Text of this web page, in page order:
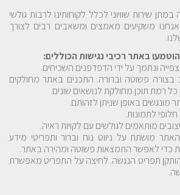
במתן שירות שוויוני לכלל לקוחותינו לרבות גולשי
משקיעים מאמצים ומשאבים רבים לצורך
באתר רכיבי נגישות הכוללים:
ונתמך על ידי הדפדפנים השכיחים.
בצורה פשוטה וברורה. התכנים באתר מחולקים
רמת תוכן מחולקת לנושאים שונים.
מונגשים באופן שניתן לזהותם.
לתמונות.
מותאמים לגולשים עם לקויות ראיה.
מושתת על ניווט נוח וברור ותפריטי מידע
כדי לאפשר התמצאות פשוטה ומהירה באתר.
תפריט הנגשה. לחיצה על התפריט מאפשרת